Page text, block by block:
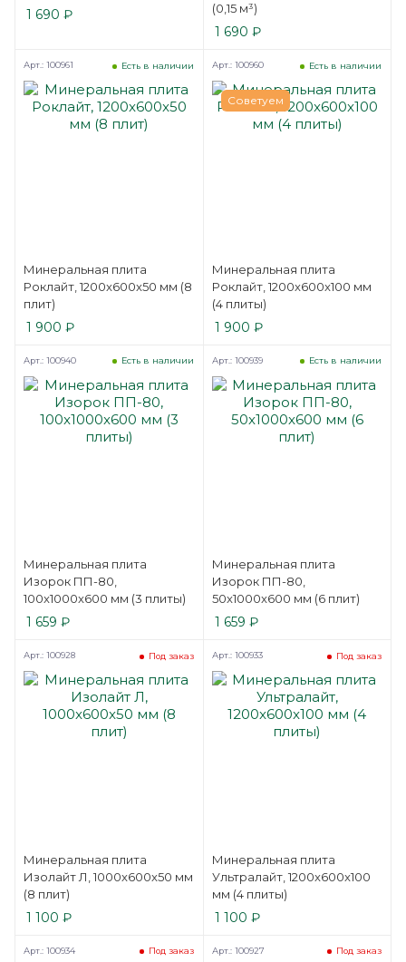
1 690 ₽
(0,15 м³)
1 690 ₽
Минеральная плита
Роклайт, 1200x600x50 мм (8
плит)
Есть в наличии
Арт.: 100961
1 900 ₽
Советуем
Минеральная плита
Роклайт, 1200x600x100 мм
(4 плиты)
Есть в наличии
Арт.: 100960
1 900 ₽
Минеральная плита
Изорок ПП-80,
100x1000x600 мм (3 плиты)
Есть в наличии
Арт.: 100940
1 659 ₽
Минеральная плита
Изорок ПП-80,
50x1000x600 мм (6 плит)
Есть в наличии
Арт.: 100939
1 659 ₽
Минеральная плита
Изолайт Л, 1000x600x50 мм
(8 плит)
Под заказ
Арт.: 100928
1 100 ₽
Минеральная плита
Ультралайт, 1200x600x100
мм (4 плиты)
Под заказ
Арт.: 100933
1 100 ₽
Под заказ
Арт.: 100934 Под заказ
Арт.: 100927